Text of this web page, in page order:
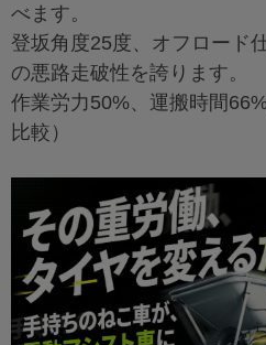
べます。
登坂角度25度、オフロード
の悪路走破性を誇ります。
作業労力50%、運搬時間
比較）